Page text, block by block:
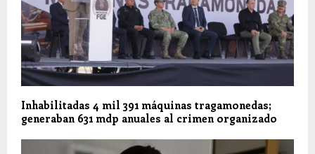
Inhabilitadas 4 mil 391 máquinas tragamonedas;
generaban 631 mdp anuales al crimen organizado